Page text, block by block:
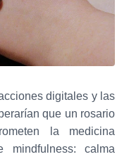
digitales y las
que un rosario
la medicina
calma